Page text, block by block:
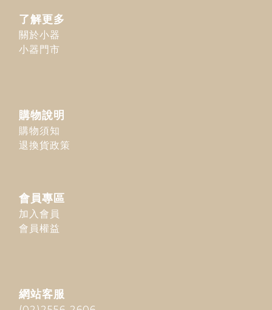
了解更多
關於小器
小器門市
購物說明
購物須知
退換貨政策
會員專區
加入會員
會員權益
網站客服